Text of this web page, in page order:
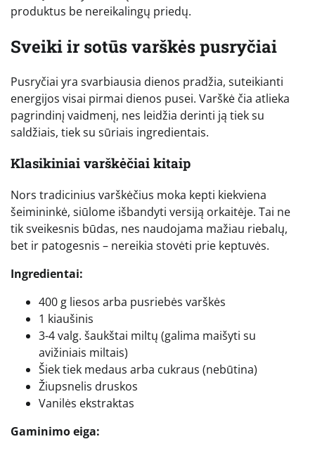
produktus be nereikalingų priedų.
Sveiki ir sotūs varškės pusryčiai
Pusryčiai yra svarbiausia dienos pradžia, suteikianti
energijos visai pirmai dienos pusei. Varškė čia atlieka
pagrindinį vaidmenį, nes leidžia derinti ją tiek su
saldžiais, tiek su sūriais ingredientais.
Klasikiniai varškėčiai kitaip
Nors tradicinius varškėčius moka kepti kiekviena
šeimininkė, siūlome išbandyti versiją orkaitėje. Tai ne
tik sveikesnis būdas, nes naudojama mažiau riebalų,
bet ir patogesnis – nereikia stovėti prie keptuvės.
Ingredientai:
400 g liesos arba pusriebės varškės
1 kiaušinis
3-4 valg. šaukštai miltų (galima maišyti su
avižiniais miltais)
Šiek tiek medaus arba cukraus (nebūtina)
Žiupsnelis druskos
Vanilės ekstraktas
Gaminimo eiga: